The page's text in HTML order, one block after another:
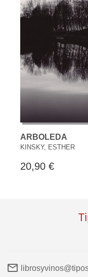
ARBOLEDA
KINSKY, ESTHER
20,90 €